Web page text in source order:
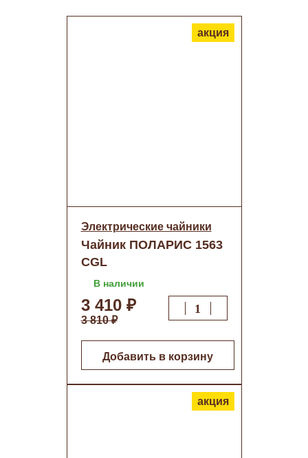
акция
Электрические чайники
Чайник ПОЛАРИС 1563
CGL
В наличии
3 410 ₽
3 810 ₽
Добавить в корзину
акция